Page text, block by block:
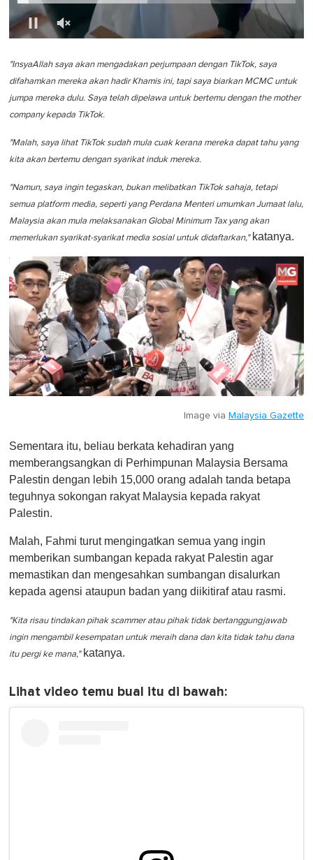
f
m
i
n
e
"InsyaAllah saya akan mengadakan perjumpaan dengan TikTok, saya
difahamkan mereka akan hadir Khamis ini, tapi saya biarkan MCMC untuk
jumpa mereka dulu. Saya telah dipelawa untuk bertemu dengan the mother
company kepada TikTok.
"Malah, saya lihat TikTok sudah mula cuak kerana mereka dapat tahu yang
kita akan bertemu dengan syarikat induk mereka.
"Namun, saya ingin tegaskan, bukan melibatkan TikTok sahaja, tetapi
semua platform media, seperti yang Perdana Menteri umumkan Jumaat lalu,
Malaysia akan mula melaksanakan Global Minimum Tax yang akan
memerlukan syarikat-syarikat media sosial untuk didaftarkan,"katanya.
Image via Malaysia Gazette
Sementara itu, beliau berkata kehadiran yang
memberangsangkan di Perhimpunan Malaysia Bersama
Palestin dengan lebih 15,000 orang adalah tanda betapa
teguhnya sokongan rakyat Malaysia kepada rakyat
Palestin.
Malah, Fahmi turut mengingatkan semua yang ingin
memberikan sumbangan kepada rakyat Palestin agar
memastikan dan mengesahkan sumbangan disalurkan
kepada agensi ataupun badan yang diikitiraf atau rasmi.
"Kita risau tindakan pihak scammer atau pihak tidak bertanggungjawab
ingin mengambil kesempatan untuk meraih dana dan kita tidak tahu dana
itu pergi ke mana,"katanya.
Lihat video temu bual itu di bawah: